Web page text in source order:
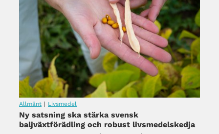
Allmänt | Livsmedel
Ny satsning ska stärka svensk
baljväxtförädling och robust livsmedelskedja